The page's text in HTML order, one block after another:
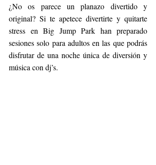
¿No os parece un planazo divertido y
original? Si te apetece divertirte y quitarte
stress en Big Jump Park han preparado
sesiones solo para adultos en las que podrás
disfrutar de una noche única de diversión y
música con dj’s.